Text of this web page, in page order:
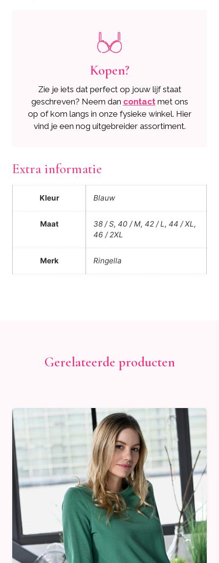
Kopen?
Zie je iets dat perfect op jouw lijf staat
geschreven? Neem dan contact met ons
op of kom langs in onze fysieke winkel. Hier
vind je een nog uitgebreider assortiment.
Extra informatie
Kleur Blauw
Maat
38 / S, 40 / M, 42 / L, 44 / XL,
46 / 2XL
Merk Ringella
Gerelateerde producten